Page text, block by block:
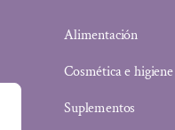
Alimentación
Cosmética e higiene
Suplementos